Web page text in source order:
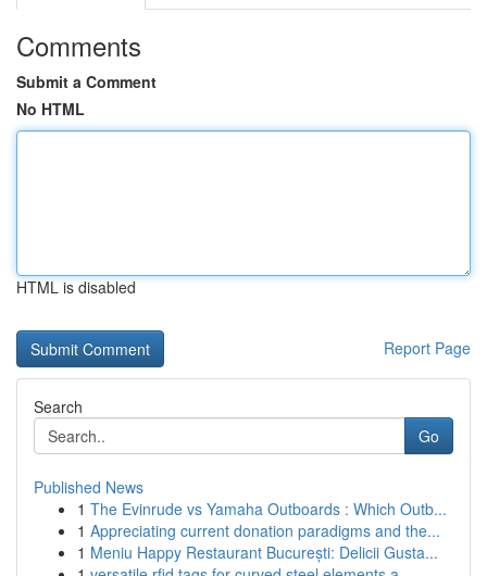
Comments
Submit a Comment
No HTML
HTML is disabled
Report Page
Search
Go
Published News
1 The Evinrude vs Yamaha Outboards : Which Outb...
1 Appreciating current donation paradigms and the...
1 Meniu Happy Restaurant București: Delicii Gusta...